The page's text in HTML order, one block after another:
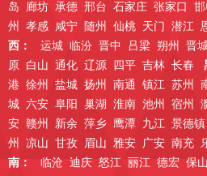
岛
廊坊 承德 邢台 石家庄 张家口
州
孝感 咸宁 随州 仙桃 天门 潜江
西： 运城 临汾 晋中 吕梁 朔州 晋
原
白山 通化 辽源 四平 吉林 长春
港 徐州 盐城 扬州 南通 镇江 苏州
城 六安 阜阳 巢湖 淮南 池州 宿州
安 赣州 新余 萍乡 鹰潭 九江 景德镇
州
凉山 甘孜 眉山 雅安 广安 南充
南： 临沧 迪庆 怒江 丽江 德宏 保山